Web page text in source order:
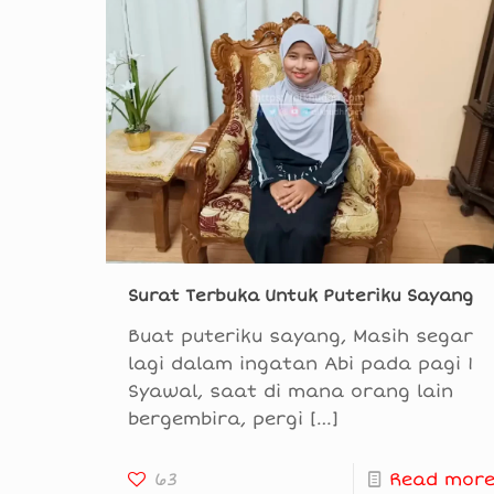
Surat Terbuka Untuk Puteriku Sayang
Buat puteriku sayang, Masih segar
lagi dalam ingatan Abi pada pagi 1
Syawal, saat di mana orang lain
bergembira, pergi […]
63 Read